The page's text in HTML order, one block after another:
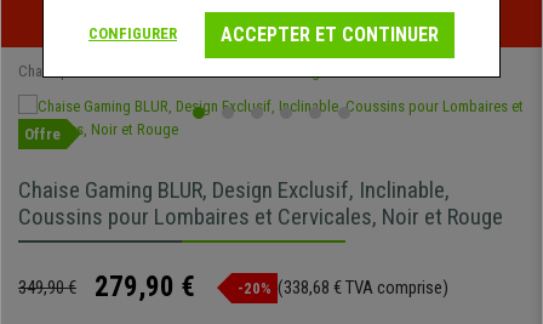
exclusives pour une durée limitée - Voir l'offre
Chaisepro
Offre
Chaise Gaming BLUR, Design Exclusif, Inclinable,
Coussins pour Lombaires et Cervicales, Noir et Rouge
349,90 € 279,90 € -20% (338,68 € TVA comprise)
CONFIGURER ACCEPTER ET CONTINUER